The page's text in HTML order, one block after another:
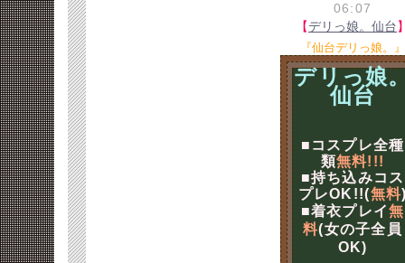
06:07
【デリっ娘。仙台
『仙台デリっ娘。』
デリっ娘
仙台
■コスプレ全種
類無料!!!
■持ち込みコス
プレOK!!(無料
■着衣プレイ無
料(女の子全員
OK)